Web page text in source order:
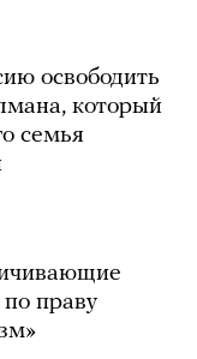
освободить
который
семья
праву